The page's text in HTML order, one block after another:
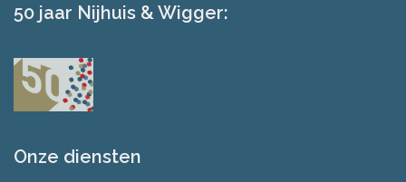
50 jaar Nijhuis & Wigger:
Onze diensten